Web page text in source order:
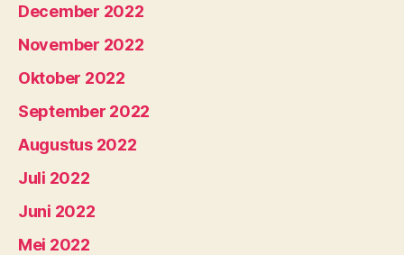
December 2022
November 2022
Oktober 2022
September 2022
Augustus 2022
Juli 2022
Juni 2022
Mei 2022